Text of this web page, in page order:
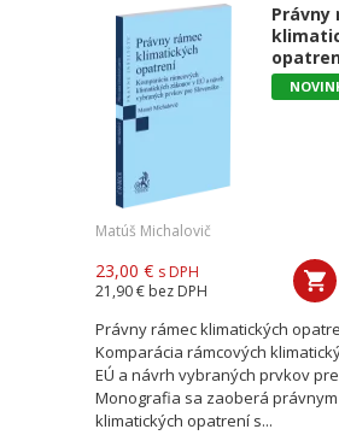
Právny
Matúš Michalovič
23,00 € s DPH
21,90 € bez DPH
Právny rámec klimatických
Komparácia rámcových
EÚ a návrh vybraných prvkov
Monografia sa zaoberá
klimatických opatrení s...